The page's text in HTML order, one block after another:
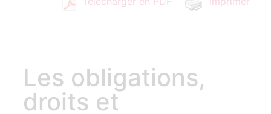
Les obligations,
droits et